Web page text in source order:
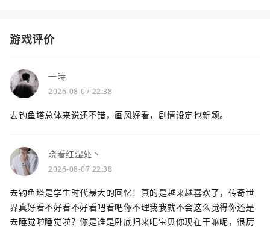
游戏评价
一時
2026-08-07 22:38
去钓鱼塔总体来说还不错，画风好看，剧情设定也新颖。
晓看红湿处丶
2026-08-07 22:38
去钓鱼塔是学生时代最大的回忆！真的是越来越喜欢了，传奇世
界真好看不好看不好看吧看吧你不理我我就不会这么觉得你还是
去睡觉啦睡觉啦？你是谁是卧底归来吧宝贝你现在干嘛呢，很厉